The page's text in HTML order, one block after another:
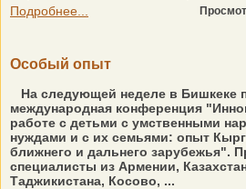
Подробнее...
Особый опыт
На следующей неделе в Бишкеке
международная конференция
работе с детьми с умственными
нуждами и с их семьями: опыт
ближнего и дальнего зарубежья".
специалисты из Армении,
Таджикистана, Косово, ...